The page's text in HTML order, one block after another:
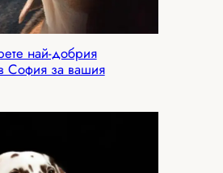
най-добрия
София за вашия